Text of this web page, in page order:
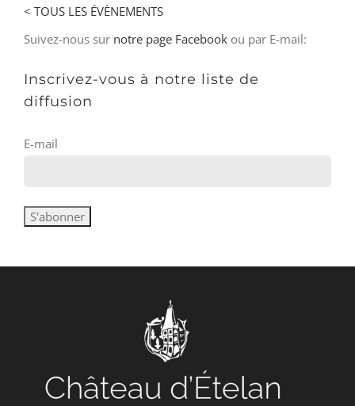
< TOUS LES ÉVÈNEMENTS
Suivez-nous sur notre page Facebook ou par E-mail:
Inscrivez-vous à notre liste de
diffusion
E-mail